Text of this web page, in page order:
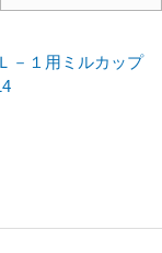
－１用ミルカップ